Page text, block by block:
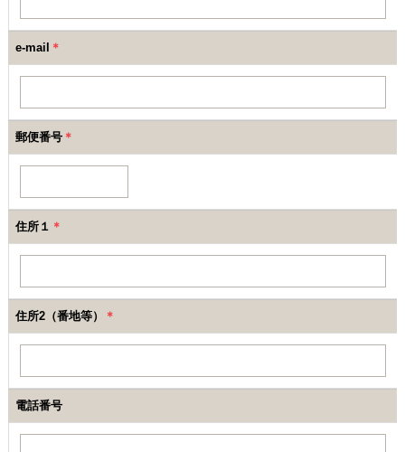
e-mail ＊
郵便番号 ＊
住所１ ＊
住所2（番地等） ＊
電話番号